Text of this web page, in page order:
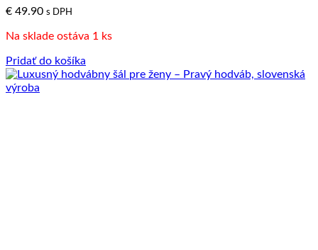
€ 49.90 s DPH
Na sklade ostáva 1 ks
Pridať do košíka